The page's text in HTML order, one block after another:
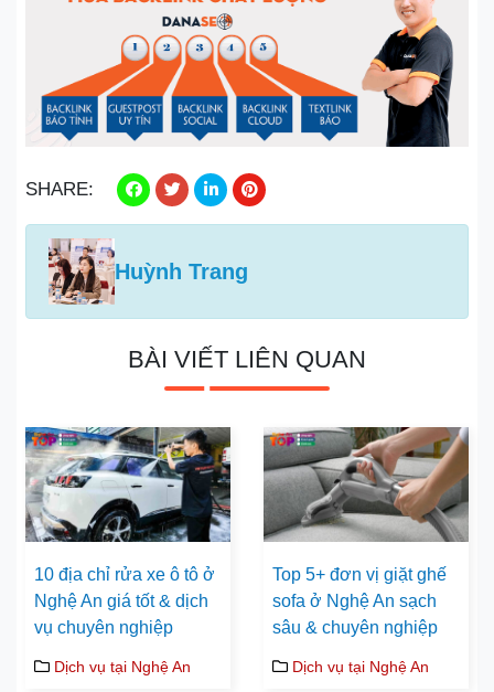
SHARE:
Huỳnh Trang
BÀI VIẾT LIÊN QUAN
10 địa chỉ rửa xe ô tô ở
Nghệ An giá tốt & dịch
vụ chuyên nghiệp
Dịch vụ tại Nghệ An
Top 5+ đơn vị giặt ghế
sofa ở Nghệ An sạch
sâu & chuyên nghiệp
Dịch vụ tại Nghệ An